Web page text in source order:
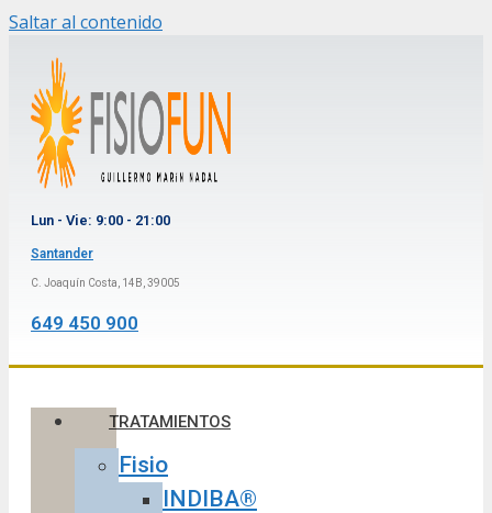
Saltar al contenido
Lun - Vie: 9:00 - 21:00
Santander
C. Joaquín Costa, 14B, 39005
649 450 900
TRATAMIENTOS
Fisio
INDIBA®